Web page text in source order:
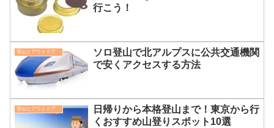
行こう！
登山とアウトドア
ソロ登山で北アルプスに公共交通機関
で安くアクセスする方法
登山とアウトドア
日帰りから本格登山まで！東京から行
くおすすめ山登りスポット10選